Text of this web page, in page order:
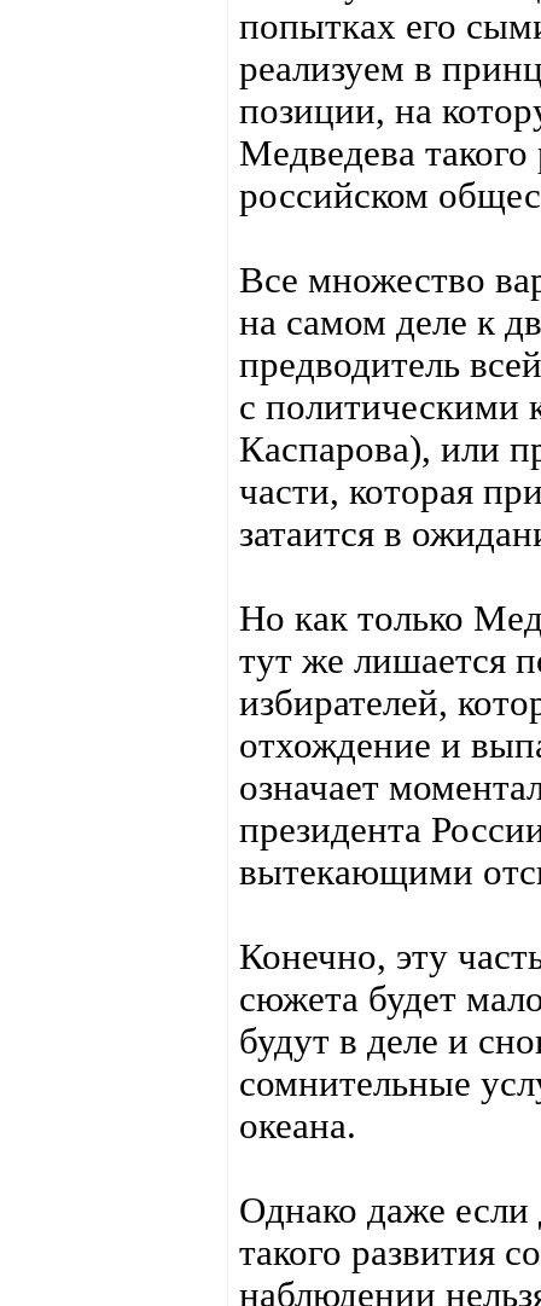
попытках его
реализуем в
позиции, на
Медведева
российском
Все множество
на самом деле к
предводитель
с политическими
Каспарова), или
части, которая
затаится в
Но как только
тут же лишается
избирателей,
отхождение и
означает
президента
вытекающими
Конечно, эту
сюжета будет
будут в деле и
сомнительные
океана.
Однако даже
такого развития
наблюдении